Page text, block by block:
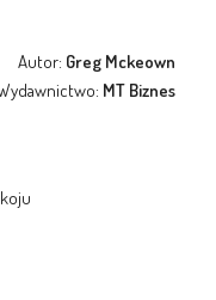
Autor: Greg Mckeown
MT Biznes